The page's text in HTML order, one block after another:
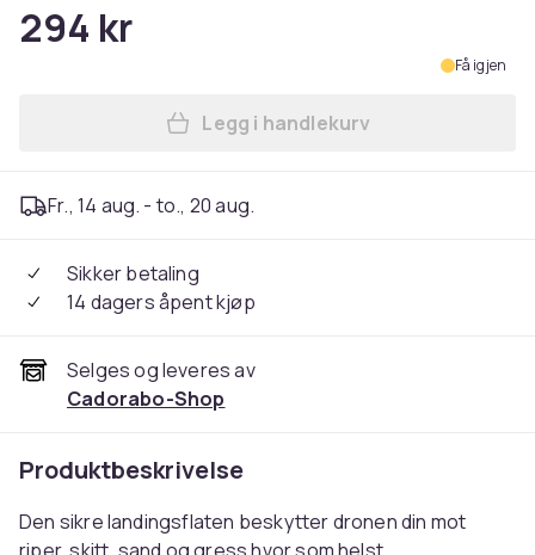
294 kr
Få igjen
Legg Landingsplate for
Legg i handlekurv
Fr., 14 aug. - to., 20 aug.
Sikker betaling
14 dagers åpent kjøp
Selges og leveres av
Cadorabo-Shop
Produktbeskrivelse
Den sikre landingsflaten beskytter dronen din mot